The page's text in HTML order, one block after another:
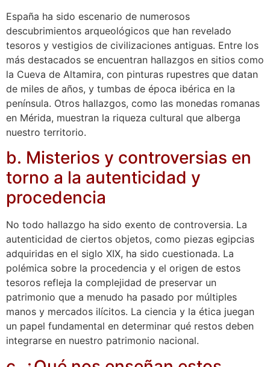
España ha sido escenario de numerosos
descubrimientos arqueológicos que han revelado
tesoros y vestigios de civilizaciones antiguas. Entre los
más destacados se encuentran hallazgos en sitios como
la Cueva de Altamira, con pinturas rupestres que datan
de miles de años, y tumbas de época ibérica en la
península. Otros hallazgos, como las monedas romanas
en Mérida, muestran la riqueza cultural que alberga
nuestro territorio.
b. Misterios y controversias en
torno a la autenticidad y
procedencia
No todo hallazgo ha sido exento de controversia. La
autenticidad de ciertos objetos, como piezas egipcias
adquiridas en el siglo XIX, ha sido cuestionada. La
polémica sobre la procedencia y el origen de estos
tesoros refleja la complejidad de preservar un
patrimonio que a menudo ha pasado por múltiples
manos y mercados ilícitos. La ciencia y la ética juegan
un papel fundamental en determinar qué restos deben
integrarse en nuestro patrimonio nacional.